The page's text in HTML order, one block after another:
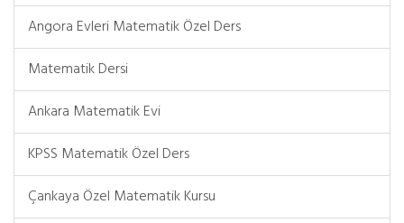
Angora Evleri Matematik Özel Ders
Matematik Dersi
Ankara Matematik Evi
KPSS Matematik Özel Ders
Çankaya Özel Matematik Kursu